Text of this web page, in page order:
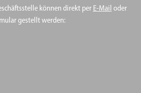
können direkt per E-Mail oder
gestellt werden: